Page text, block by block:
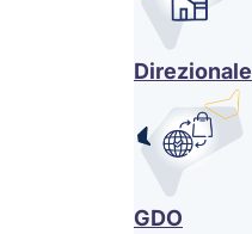
Direzionale
GDO